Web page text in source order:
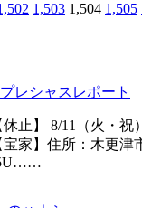
1,503 1,504 1,505
レシャスレポート
止】 8/11（火・祝
家】住所：木更津